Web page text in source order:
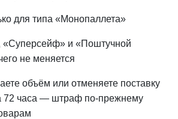
для типа «Монопаллета»
«Суперсейф» и «Поштучной
не меняется
объём или отменяете поставку
72 часа — штраф по-прежнему